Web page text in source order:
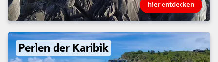
hier entdecken
Perlen der Karibik